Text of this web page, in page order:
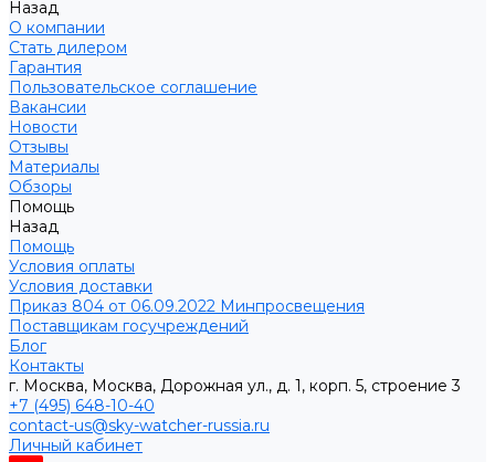
Назад
О компании
Стать дилером
Гарантия
Пользовательское соглашение
Вакансии
Новости
Отзывы
Материалы
Обзоры
Помощь
Назад
Помощь
Условия оплаты
Условия доставки
Приказ 804 от 06.09.2022 Минпросвещения
Поставщикам госучреждений
Блог
Контакты
г. Москва, Москва, Дорожная ул., д. 1, корп. 5, строение 3
+7 (495) 648-10-40
contact-us@sky-watcher-russia.ru
Личный кабинет